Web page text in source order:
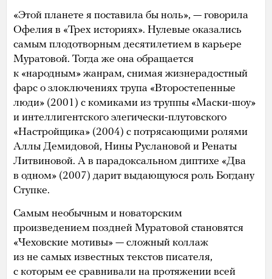
«Этой планете я поставила бы ноль», — говорила
Офелия в «Трех историях». Нулевые оказались
самым плодотворным десятилетием в карьере
Муратовой. Тогда же она обращается
к «народным» жанрам, снимая жизнерадостный
фарс о злоключениях трупа «Второстепенные
люди» (2001) с комиками из труппы «Маски-шоу»
и интеллигентского элегически-плутовского
«Настройщика» (2004) с потрясающими ролями
Аллы Демидовой, Нины Руслановой и Ренаты
Литвиновой. А в парадоксальном диптихе «Два
в одном» (2007) дарит выдающуюся роль Богдану
Ступке.
Самым необычным и новаторским
произведением поздней Муратовой становятся
«Чеховские мотивы» — сложный коллаж
из не самых известных текстов писателя,
с которым ее сравнивали на протяжении всей